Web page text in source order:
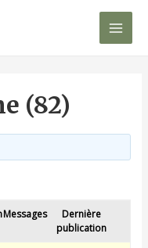
Main
(82)
Messages
Dernière
publication